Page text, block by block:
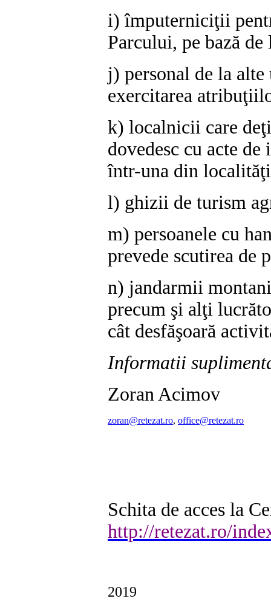
i) împuterniciţii
Parcului, pe bază
j) personal de la
exercitarea
k) localnicii care
dovedesc cu acte
într-una din
l) ghizii de turism
m) persoanele cu
prevede scutirea de
n) jandarmii
precum şi alţi
cât desfăşoară
Informatii
Zoran Acimov
zoran@retezat.ro, office@retezat.ro
Schita de acces la
http://retezat.ro/
2019